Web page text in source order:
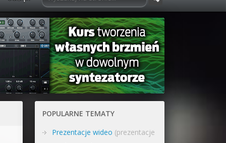
0dB.pl - informacje
Newsletter
Materiały dla mediów
Archiwum aktualności
POPULARNE TEMATY
Prezentacje wideo (prezentacje